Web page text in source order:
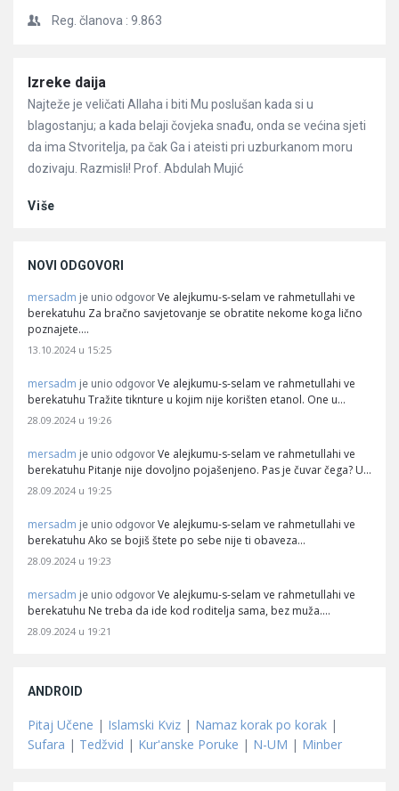
Reg. članova : 9.863
Članci
Izreke daija
Najteže je veličati Allaha i biti Mu poslušan kada si u
blagostanju; a kada belaji čovjeka snađu, onda se većina sjeti
da ima Stvoritelja, pa čak Ga i ateisti pri uzburkanom moru
dozivaju. Razmisli! Prof. Abdulah Mujić
Više
NOVI ODGOVORI
mersadm je unio odgovor Ve alejkumu-s-selam ve rahmetullahi ve
berekatuhu Za bračno savjetovanje se obratite nekome koga lično
poznajete.…
13.10.2024 u 15:25
mersadm je unio odgovor Ve alejkumu-s-selam ve rahmetullahi ve
berekatuhu Tražite tiknture u kojim nije korišten etanol. One u…
28.09.2024 u 19:26
mersadm je unio odgovor Ve alejkumu-s-selam ve rahmetullahi ve
berekatuhu Pitanje nije dovoljno pojašenjeno. Pas je čuvar čega? U…
28.09.2024 u 19:25
mersadm je unio odgovor Ve alejkumu-s-selam ve rahmetullahi ve
berekatuhu Ako se bojiš štete po sebe nije ti obaveza…
28.09.2024 u 19:23
mersadm je unio odgovor Ve alejkumu-s-selam ve rahmetullahi ve
berekatuhu Ne treba da ide kod roditelja sama, bez muža.…
28.09.2024 u 19:21
ANDROID
Pitaj Učene | Islamski Kviz | Namaz korak po korak |
Sufara | Tedžvid | Kur'anske Poruke | N-UM | Minber